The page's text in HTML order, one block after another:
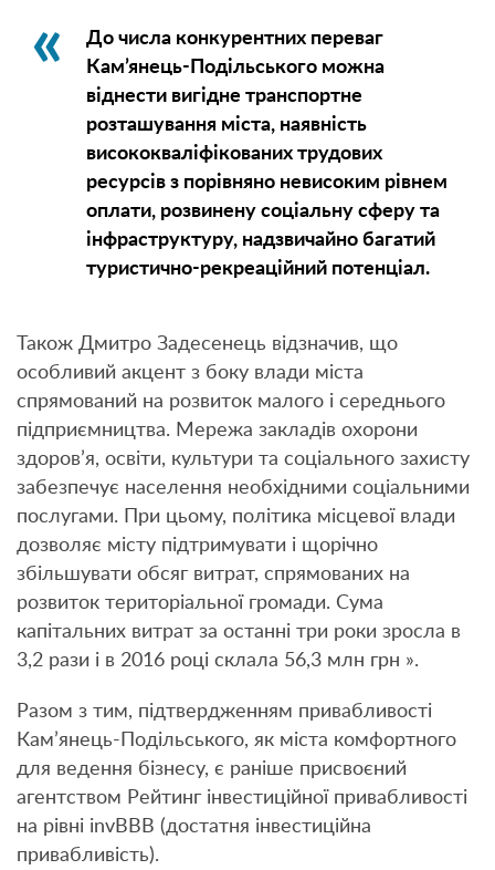
До числа конкурентних переваг
Кам’янець-Подільського можна
віднести вигідне транспортне
розташування міста, наявність
висококваліфікованих трудових
ресурсів з порівняно невисоким рівнем
оплати, розвинену соціальну сферу та
інфраструктуру, надзвичайно багатий
туристично-рекреаційний потенціал.
Також Дмитро Задесенець відзначив, що
особливий акцент з боку влади міста
спрямований на розвиток малого і середнього
підприємництва. Мережа закладів охорони
здоров’я, освіти, культури та соціального захисту
забезпечує населення необхідними соціальними
послугами. При цьому, політика місцевої влади
дозволяє місту підтримувати і щорічно
збільшувати обсяг витрат, спрямованих на
розвиток територіальної громади. Сума
капітальних витрат за останні три роки зросла в
3,2 рази і в 2016 році склала 56,3 млн грн ».
Разом з тим, підтвердженням привабливості
Кам’янець-Подільського, як міста комфортного
для ведення бізнесу, є раніше присвоєний
агентством Рейтинг інвестиційної привабливості
на рівні invВВВ (достатня інвестиційна
привабливість).